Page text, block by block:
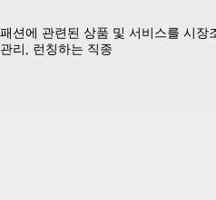
패션에 관련된 상품 및 서비스를 시장
관리, 런칭하는 직종